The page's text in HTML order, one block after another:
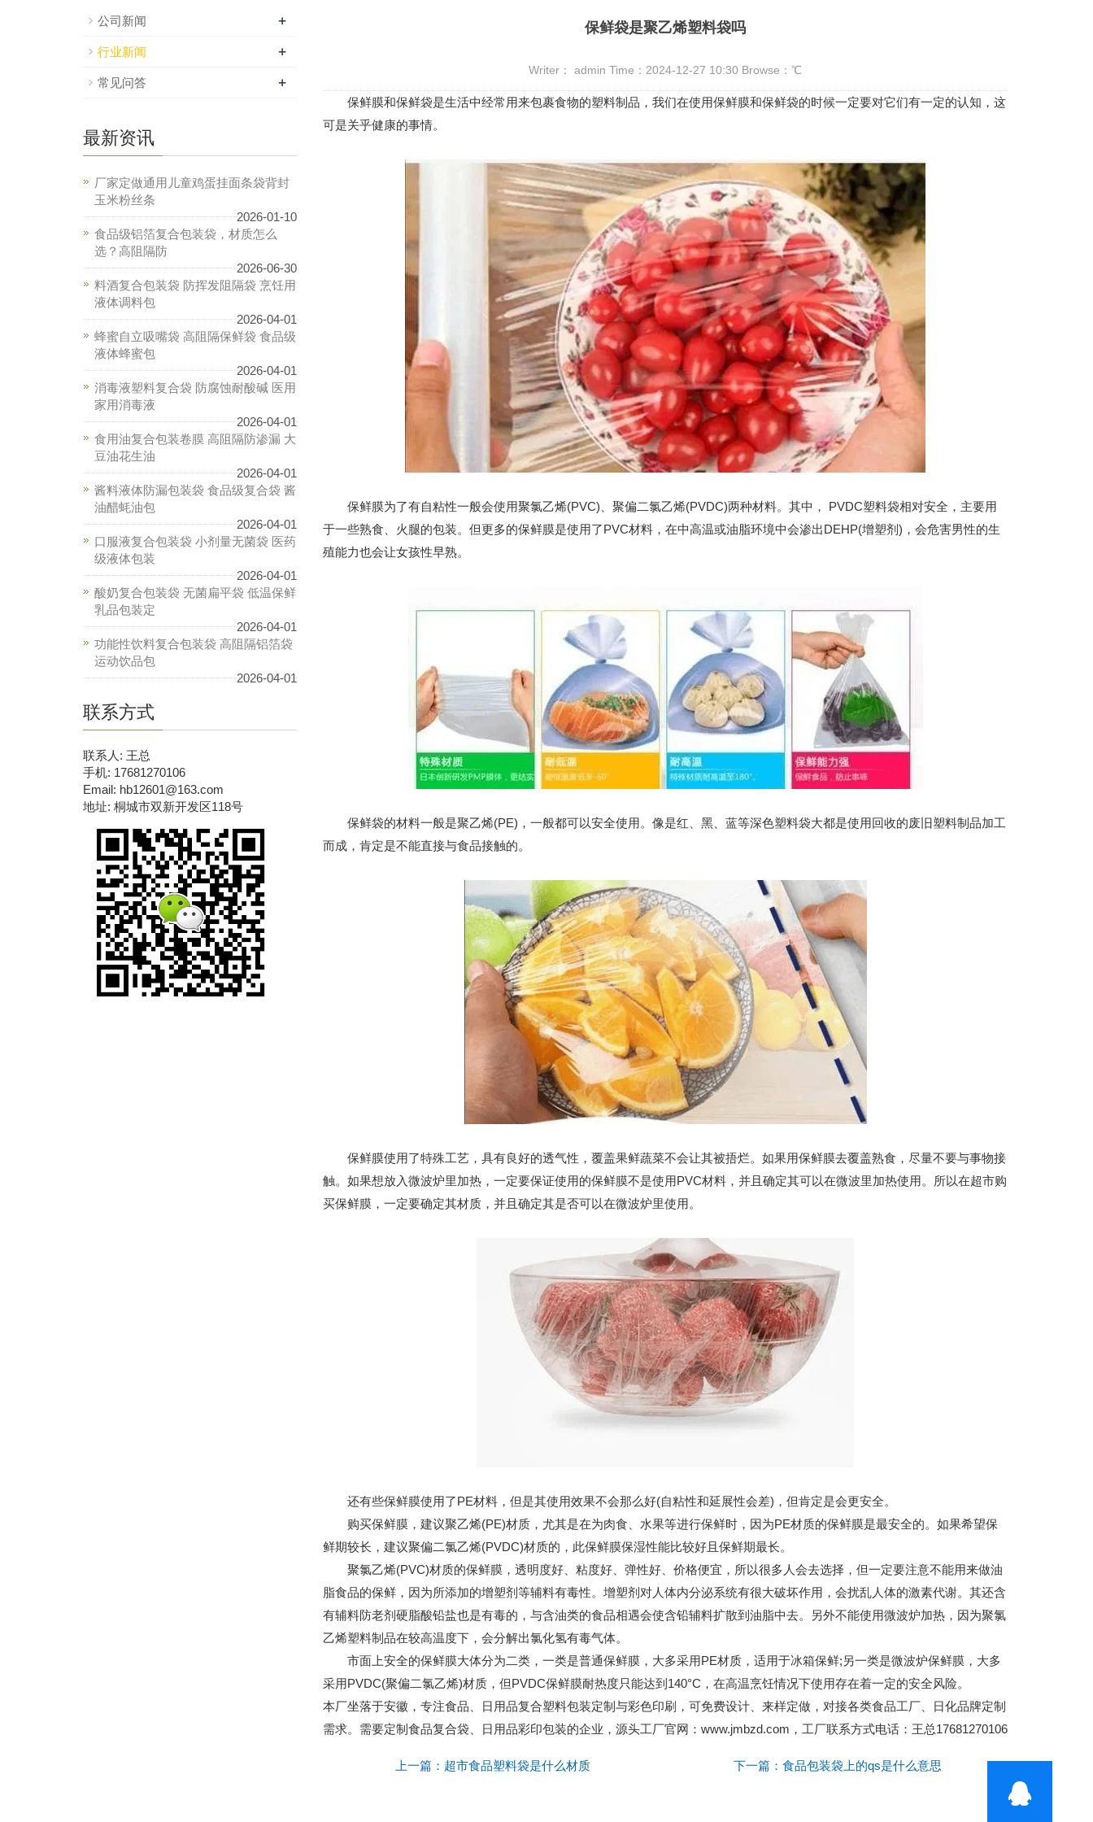
保鲜袋是聚乙烯塑料袋吗
Writer： admin Time：2024-12-27 10:30 Browse：℃
保鲜膜和保鲜袋是生活中经常用来包裹食物的塑料制品，我们在使用保鲜膜和保鲜袋的时候一定要对它们有一定的认知，这
可是关乎健康的事情。
保鲜膜为了有自粘性一般会使用聚氯乙烯(PVC)、聚偏二氯乙烯(PVDC)两种材料。其中， PVDC塑料袋相对安全，主要用
于一些熟食、火腿的包装。但更多的保鲜膜是使用了PVC材料，在中高温或油脂环境中会渗出DEHP(增塑剂)，会危害男性的生
殖能力也会让女孩性早熟。
保鲜袋的材料一般是聚乙烯(PE)，一般都可以安全使用。像是红、黑、蓝等深色塑料袋大都是使用回收的废旧塑料制品加工
而成，肯定是不能直接与食品接触的。
保鲜膜使用了特殊工艺，具有良好的透气性，覆盖果鲜蔬菜不会让其被捂烂。如果用保鲜膜去覆盖熟食，尽量不要与事物接
触。如果想放入微波炉里加热，一定要保证使用的保鲜膜不是使用PVC材料，并且确定其可以在微波里加热使用。所以在超市购
买保鲜膜，一定要确定其材质，并且确定其是否可以在微波炉里使用。
还有些保鲜膜使用了PE材料，但是其使用效果不会那么好(自粘性和延展性会差)，但肯定是会更安全。
购买保鲜膜，建议聚乙烯(PE)材质，尤其是在为肉食、水果等进行保鲜时，因为PE材质的保鲜膜是最安全的。如果希望保
鲜期较长，建议聚偏二氯乙烯(PVDC)材质的，此保鲜膜保湿性能比较好且保鲜期最长。
聚氯乙烯(PVC)材质的保鲜膜，透明度好、粘度好、弹性好、价格便宜，所以很多人会去选择，但一定要注意不能用来做油
脂食品的保鲜，因为所添加的增塑剂等辅料有毒性。增塑剂对人体内分泌系统有很大破坏作用，会扰乱人体的激素代谢。其还含
有辅料防老剂硬脂酸铅盐也是有毒的，与含油类的食品相遇会使含铅辅料扩散到油脂中去。另外不能使用微波炉加热，因为聚氯
乙烯塑料制品在较高温度下，会分解出氯化氢有毒气体。
市面上安全的保鲜膜大体分为二类，一类是普通保鲜膜，大多采用PE材质，适用于冰箱保鲜;另一类是微波炉保鲜膜，大多
采用PVDC(聚偏二氯乙烯)材质，但PVDC保鲜膜耐热度只能达到140°C，在高温烹饪情况下使用存在着一定的安全风险。
本厂坐落于安徽，专注食品、日用品复合塑料包装定制与彩色印刷，可免费设计、来样定做，对接各类食品工厂、日化品牌定制
需求。需要定制食品复合袋、日用品彩印包装的企业，源头工厂官网：www.jmbzd.com，工厂联系方式电话：王总17681270106
上一篇：超市食品塑料袋是什么材质 下一篇：食品包装袋上的qs是什么意思
公司新闻 +
行业新闻 +
常见问答 +
最新资讯
厂家定做通用儿童鸡蛋挂面条袋背封
玉米粉丝条
2026-01-10
食品级铝箔复合包装袋，材质怎么
选？高阻隔防
2026-06-30
料酒复合包装袋 防挥发阻隔袋 烹饪用
液体调料包
2026-04-01
蜂蜜自立吸嘴袋 高阻隔保鲜袋 食品级
液体蜂蜜包
2026-04-01
消毒液塑料复合袋 防腐蚀耐酸碱 医用
家用消毒液
2026-04-01
食用油复合包装卷膜 高阻隔防渗漏 大
豆油花生油
2026-04-01
酱料液体防漏包装袋 食品级复合袋 酱
油醋蚝油包
2026-04-01
口服液复合包装袋 小剂量无菌袋 医药
级液体包装
2026-04-01
酸奶复合包装袋 无菌扁平袋 低温保鲜
乳品包装定
2026-04-01
功能性饮料复合包装袋 高阻隔铝箔袋
运动饮品包
2026-04-01
联系方式
联系人: 王总
手机: 17681270106
Email: hb12601@163.com
地址: 桐城市双新开发区118号